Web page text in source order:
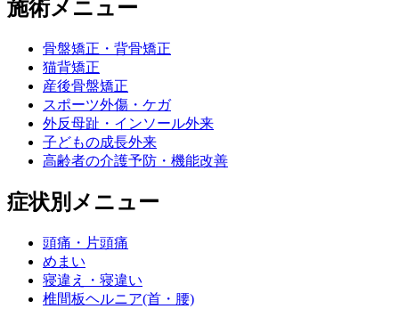
施術メニュー
骨盤矯正・背骨矯正
猫背矯正
産後骨盤矯正
スポーツ外傷・ケガ
外反母趾・インソール外来
子どもの成長外来
高齢者の介護予防・機能改善
症状別メニュー
頭痛・片頭痛
めまい
寝違え・寝違い
椎間板ヘルニア(首・腰)